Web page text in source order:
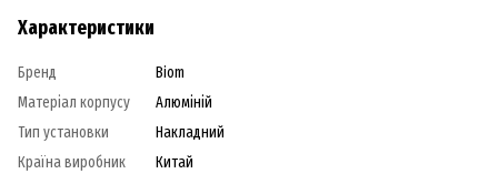
Характеристики
Бренд
Biom
Матеріал корпусу
Алюміній
Тип установки
Накладний
Країна виробник
Китай